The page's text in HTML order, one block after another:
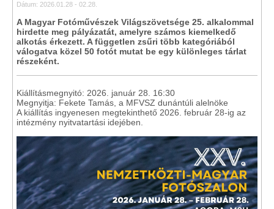
Dátum: 2026.01.28 - 02.28.
A Magyar Fotóművészek Világszövetsége 25. alkalommal
hirdette meg pályázatát, amelyre számos kiemelkedő
alkotás érkezett. A független zsűri több kategóriából
válogatva közel 50 fotót mutat be egy különleges tárlat
részeként.
Kiállításmegnyitó: 2026. január 28. 16:30
Megnyitja: Fekete Tamás, a MFVSZ dunántúli alelnöke
A kiállítás ingyenesen megtekinthető 2026. február 28‑ig az
intézmény nyitvatartási idejében.